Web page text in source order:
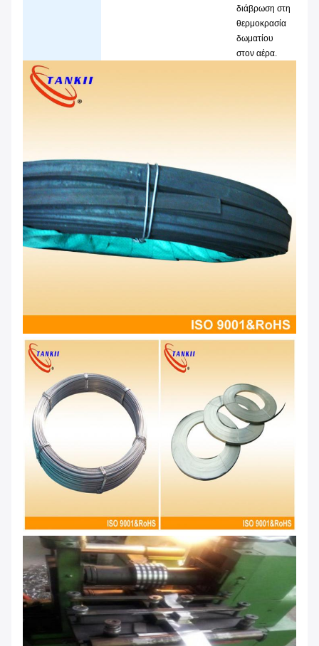
διάβρωση στη
θερμοκρασία
δωματίου
στον αέρα.